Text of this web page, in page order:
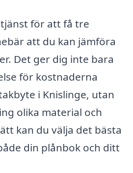
för att få tre
att du kan jämföra
Det ger dig inte bara
för kostnaderna
i Knislinge, utan
olika material och
kan du välja det bästa
din plånbok och ditt